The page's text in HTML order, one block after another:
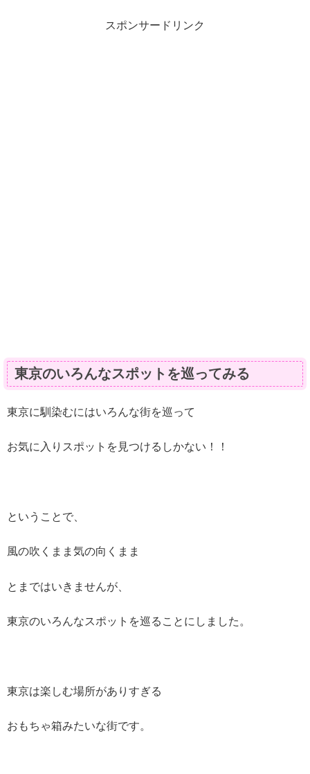
スポンサードリンク
東京のいろんなスポットを巡ってみる
東京に馴染むにはいろんな街を巡って
お気に入りスポットを見つけるしかない！！
ということで、
風の吹くまま気の向くまま
とまではいきませんが、
東京のいろんなスポットを巡ることにしました。
東京は楽しむ場所がありすぎる
おもちゃ箱みたいな街です。